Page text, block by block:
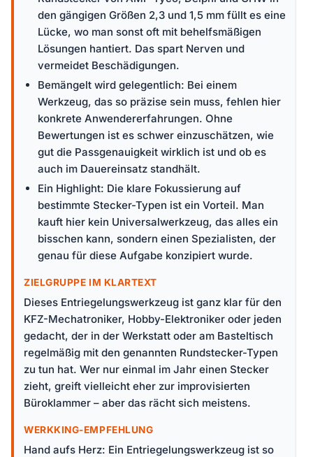
den gängigen Größen 2,3 und 1,5 mm füllt es eine
Lücke, wo man sonst oft mit behelfsmäßigen
Lösungen hantiert. Das spart Nerven und
vermeidet Beschädigungen.
Bemängelt wird gelegentlich: Bei einem
Werkzeug, das so präzise sein muss, fehlen hier
konkrete Anwendererfahrungen. Ohne
Bewertungen ist es schwer einzuschätzen, wie
gut die Passgenauigkeit wirklich ist und ob es
auch im Dauereinsatz standhält.
Ein Highlight: Die klare Fokussierung auf
bestimmte Stecker-Typen ist ein Vorteil. Man
kauft hier kein Universalwerkzeug, das alles ein
bisschen kann, sondern einen Spezialisten, der
genau für diese Aufgabe konzipiert wurde.
ZIELGRUPPE IM KLARTEXT
Dieses Entriegelungswerkzeug ist ganz klar für den
KFZ-Mechatroniker, Hobby-Elektroniker oder jeden
gedacht, der in der Werkstatt oder am Basteltisch
regelmäßig mit den genannten Rundstecker-Typen
zu tun hat. Wer nur einmal im Jahr einen Stecker
zieht, greift vielleicht eher zur improvisierten
Büroklammer – aber das rächt sich meistens.
WERKKING-EMPFEHLUNG
Hand aufs Herz: Ein Entriegelungswerkzeug ist so